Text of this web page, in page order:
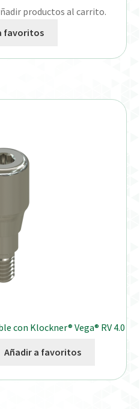
productos al carrito.
favoritos
con Klockner® Vega® RV 4.0
Añadir a favoritos